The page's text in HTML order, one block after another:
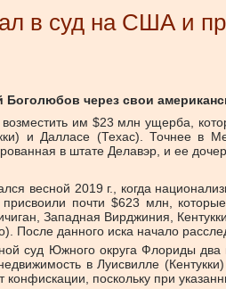
в суд на США и
через свои
им $23 млн ущерба,
и Далласе (Техас). Точнее в
в штате Делавэр, и ее
весной 2019 г., когда
почти $623 млн,
Западная Вирджиния,
После данного иска начало
суд Южного округа Флориды
в Луисвилле
поскольку при